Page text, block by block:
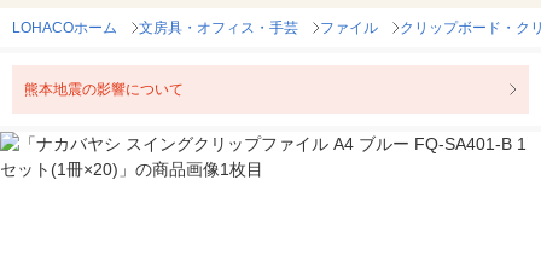
LOHACOホーム 文房具・オフィス・手芸 ファイル クリップボード・ク
熊本地震の影響について